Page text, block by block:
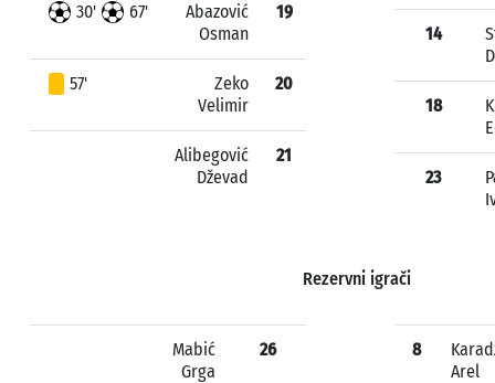
30' 67'
Abazović
Osman
19
57'
Zeko
Velimir
20
Alibegović
Dževad
21
14
18
23
Rezervni igrači
Mabić
Grga
26 8
Arel